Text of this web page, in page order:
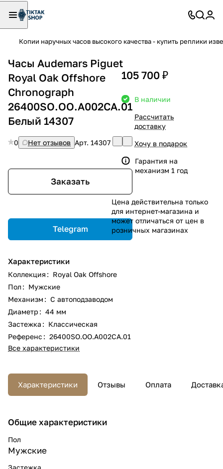
Копии наручных часов высокого качества - купить реплики
Часы Audemars Piguet
Royal Oak Offshore
Chronograph
26400SO.OO.A002CA.01
Белый 14307
0 Нет отзывов Арт. 14307
Заказать
Telegram
Характеристики
Коллекция : Royal Oak Offshore
Пол : Мужские
Механизм : С автоподзаводом
Диаметр : 44 мм
Застежка : Классическая
Референс : 26400SO.OO.A002CA.01
Все характеристики
105 700 ₽
В наличии
Рассчитать
доставку
Хочу в подарок
Гарантия на
механизм 1 год
Цена действительна только
для интернет-магазина и
может отличаться от цен в
розничных магазинах
Характеристики Отзывы Оплата
Общие характеристики
Пол
Мужские
Застежка